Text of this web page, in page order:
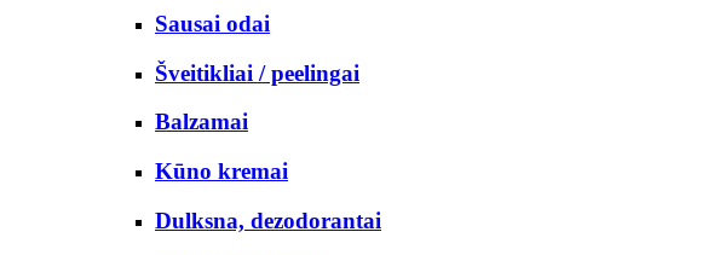
Sausai odai
Šveitikliai / peelingai
Balzamai
Kūno kremai
Dulksna, dezodorantai